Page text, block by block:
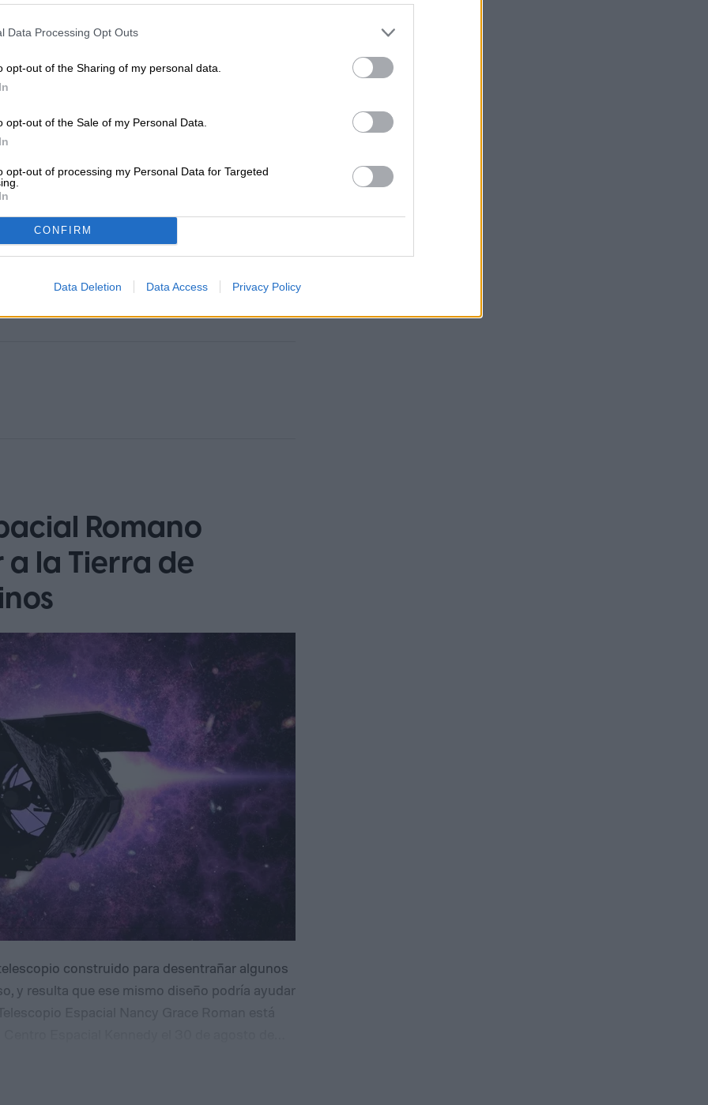
Data Processing Opt Outs
opt-out of the Sharing of my personal data.
opt-out of the Sale of my Personal Data.
opt-out of processing my Personal Data for Targeted
CONFIRM
Data Deletion Data Access Privacy Policy
llevar algo tan grande y delicado como un
superficie de Marte, el método ciertamente
más pequeño y robusto al planeta
refinando SHIELD, esperamos que no pase
sobre una misión a Marte que planea
Diego Bastarrica es Senior Editor y
Head of Content en Digital Trends
en Español, donde lidera la
estrategia editorial, SEO…
Romano
la Tierra de
construido para desentrañar algunos
y resulta que ese mismo diseño podría ayudar
en estudiar la materia oscura y la energía
las galaxias y la expansión cósmica. Los